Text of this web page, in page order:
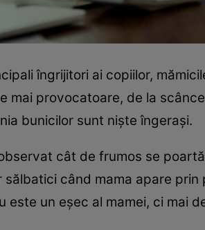
îngrijitori ai copiilor,
mai provocatoare, de la
bunicilor sunt nişte îngeraşi.
cât de frumos se
sălbatici când mama apare
este un eşec al mamei, ci mai